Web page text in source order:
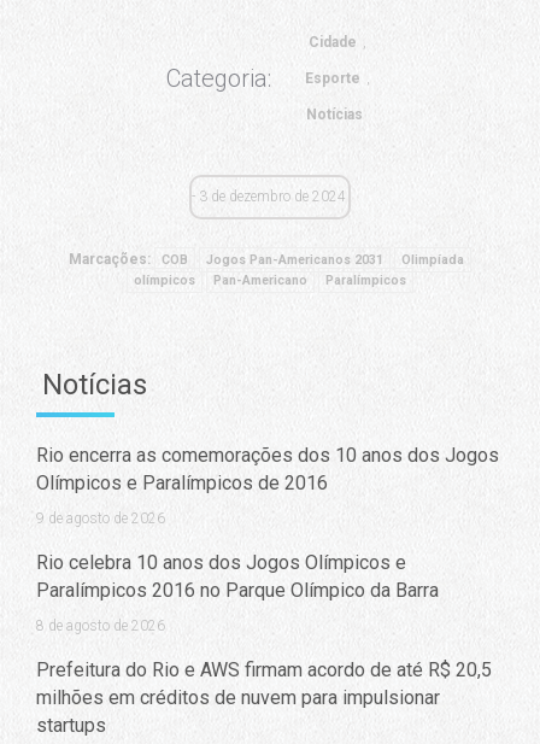
Categoria:
Cidade
Esporte
Notícias
3 de dezembro de 2024
Marcações: COB Jogos Pan-Americanos 2031
Olimpíada
olímpicos
Pan-Americano Paralímpicos
Notícias
Rio encerra as comemorações dos 10 anos dos Jogos
Olímpicos e Paralímpicos de 2016
9 de agosto de 2026
Rio celebra 10 anos dos Jogos Olímpicos e
Paralímpicos 2016 no Parque Olímpico da Barra
8 de agosto de 2026
Prefeitura do Rio e AWS firmam acordo de até R$ 20,5
milhões em créditos de nuvem para impulsionar
startups